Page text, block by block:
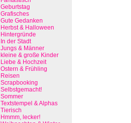
Geburtstag
Grafisches
Gute Gedanken
Herbst & Halloween
Hintergründe
In der Stadt
Jungs & Männer
kleine & große Kinder
Liebe & Hochzeit
Ostern & Frühling
Reisen
Scrapbooking
Selbstgemacht!
Sommer
Textstempel & Alphas
Tierisch
Hmmm, lecker!